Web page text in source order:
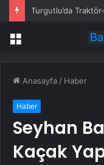
Turgutlu’da
Menü
Anasayfa / Haber
Haber
Seyhan
Kaçak